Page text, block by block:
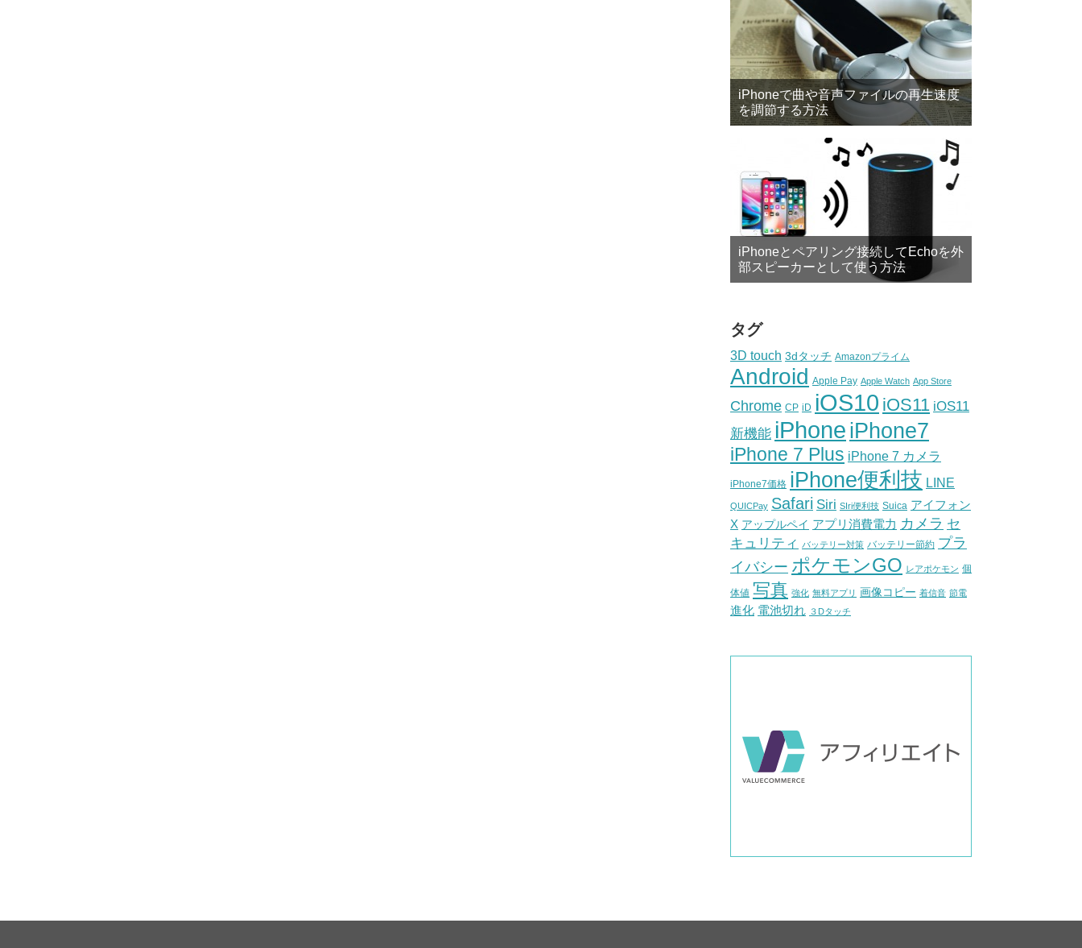
iPhoneで曲や音声ファイルの再生速度
を調節する方法
iPhoneとペアリング接続してEchoを外
部スピーカーとして使う方法
タグ
3D touch 3dタッチ Amazonプライム
Android Apple Pay Apple Watch App Store
Chrome CP iD iOS10 iOS11 iOS11
新機能 iPhoneiPhone7
iPhone 7 Plus iPhone 7 カメラ
iPhone7価格 iPhone便利技 LINE
QUICPay Safari Siri SIri便利技 Suica アイフォン
X アップルペイ アプリ消費電力 カメラ セ
キュリティ
バッテリー対策 バッテリー節約 プラ
イバシー ポケモンGO レアポケモン 個
体値 写真 強化 無料アプリ 画像コピー 着信音 節電
進化 電池切れ ３Dタッチ